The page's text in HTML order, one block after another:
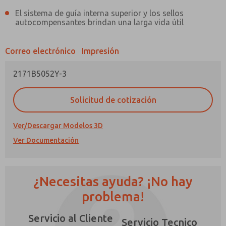
El sistema de guía interna superior y los sellos
autocompensantes brindan una larga vida útil
Correo electrónico Impresión
2171B5052Y-3
Solicitud de cotización
Ver/Descargar Modelos 3D
Ver Documentación
¿Necesitas ayuda? ¡No hay
problema!
Servicio al Cliente
Servicio Tecnico
¿Método de Contacto Preferido?
Correo Electrónico
Teléfono
más.
*Sí, he leído la política de privacidad y acepto
destinados a procesar y responder a mi
solicitud. Al enviar el formulario de contacto,
acepto el procesamiento.
×